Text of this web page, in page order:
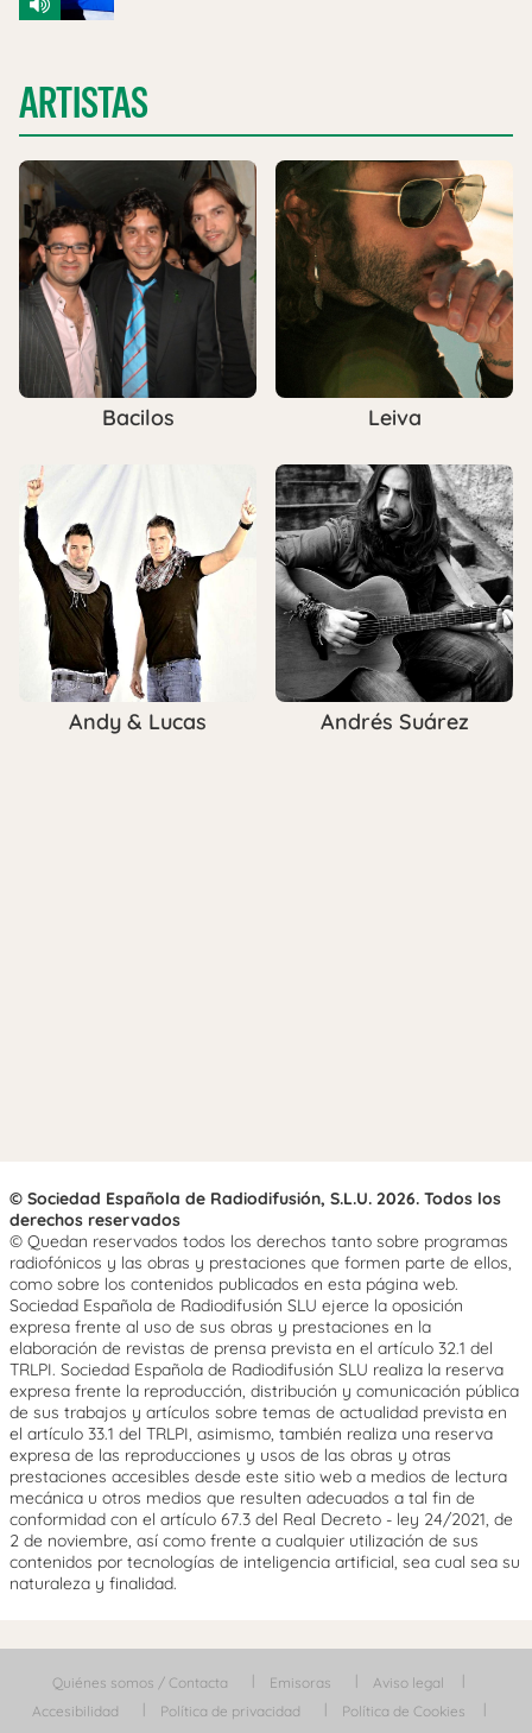
ARTISTAS
Bacilos Leiva
Andy & Lucas Andrés Suárez
© Sociedad Española de Radiodifusión, S.L.U. 2026. Todos los
derechos reservados
© Quedan reservados todos los derechos tanto sobre programas
radiofónicos y las obras y prestaciones que formen parte de ellos,
como sobre los contenidos publicados en esta página web.
Sociedad Española de Radiodifusión SLU ejerce la oposición
expresa frente al uso de sus obras y prestaciones en la
elaboración de revistas de prensa prevista en el artículo 32.1 del
TRLPI. Sociedad Española de Radiodifusión SLU realiza la reserva
expresa frente la reproducción, distribución y comunicación pública
de sus trabajos y artículos sobre temas de actualidad prevista en
el artículo 33.1 del TRLPI, asimismo, también realiza una reserva
expresa de las reproducciones y usos de las obras y otras
prestaciones accesibles desde este sitio web a medios de lectura
mecánica u otros medios que resulten adecuados a tal fin de
conformidad con el artículo 67.3 del Real Decreto - ley 24/2021, de
2 de noviembre, así como frente a cualquier utilización de sus
contenidos por tecnologías de inteligencia artificial, sea cual sea su
naturaleza y finalidad.
Quiénes somos / Contacta Emisoras
Aviso legal
Accesibilidad
Política de privacidad
Política de Cookies